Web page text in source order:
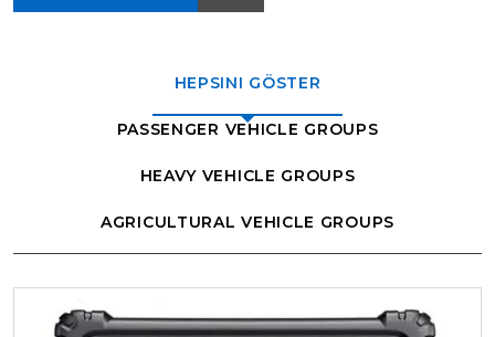
HEPSINI GÖSTER
PASSENGER VEHICLE GROUPS
HEAVY VEHICLE GROUPS
AGRICULTURAL VEHICLE GROUPS